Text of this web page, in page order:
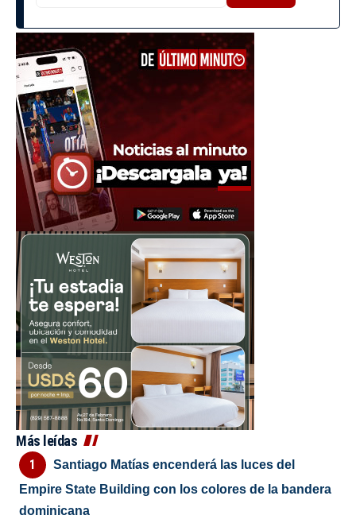
Más leídas
Santiago Matías encenderá las luces del
Empire State Building con los colores de la bandera
dominicana